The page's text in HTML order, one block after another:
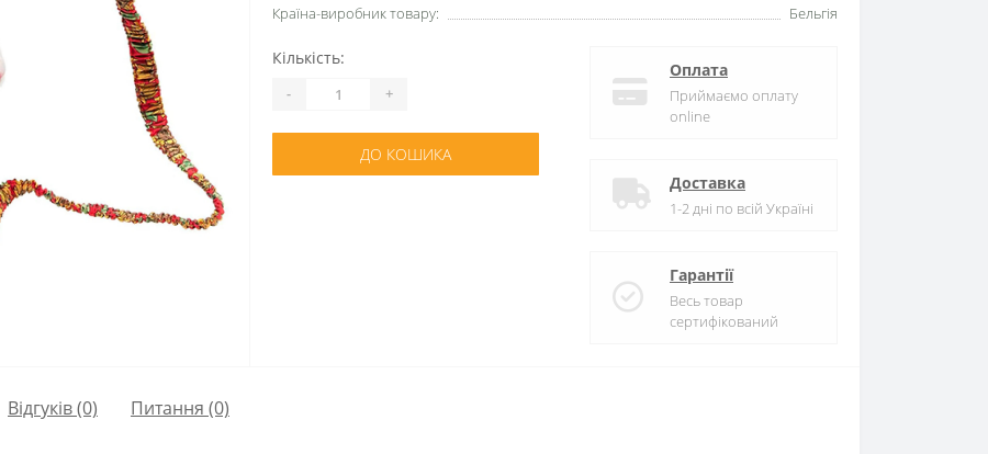
Країна-виробник товару:
Бельгія
Кількість:
- +
ДО КОШИКА
Оплата
Приймаємо оплату
online
Доставка
1-2 дні по всій Україні
Гарантії
Весь товар
сертифікований
Відгуків (0) Питання (0)